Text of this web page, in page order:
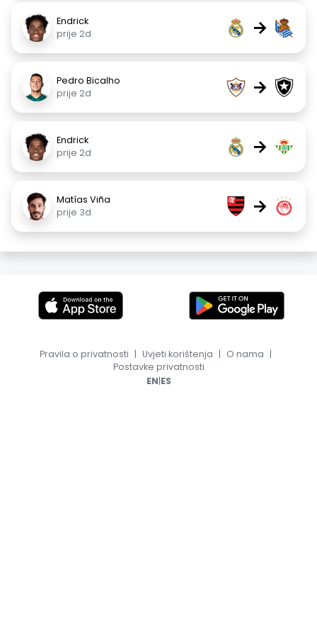
Endrick
prije 2d
→
Pedro Bicalho
prije 2d
→
Endrick
prije 2d
→
Matías Viña
prije 3d
→
Pravila o privatnosti | Uvjeti korištenja | O nama |
Postavke privatnosti
EN|ES